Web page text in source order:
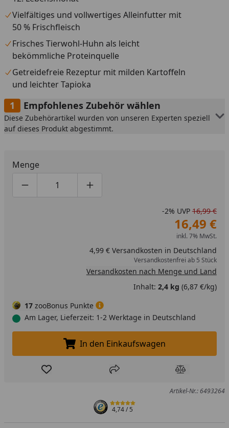
Vielfältiges und vollwertiges Alleinfutter mit
50 % Frischfleisch
Frisches Tierwohl-Huhn als leicht
bekömmliche Proteinquelle
Getreidefreie Rezeptur mit milden Kartoffeln
und leichter Tapioka
Empfohlenes Zubehör wählen
Diese Zubehörartikel wurden von unseren Experten speziell
auf dieses Produkt abgestimmt.
Menge
Produktmenge um eins verringern
Produktmenge manuell eingeben
Produktmenge um eins erhöhen
-2% UVP 16,99 €
16,49 €
inkl. 7% MwSt.
4,99 € Versandkosten in Deutschland
Versandkostenfrei ab 5 Stück
Versandkosten nach Menge und Land
Inhalt: 2,4 kg (6,87 €/kg)
17 zooBonus Punkte
Am Lager, Lieferzeit: 1-2 Werktage in Deutschland
In den Einkaufswagen legen
In den Einkaufswagen
Produkt zur Wunschliste hinzufügen
Teilen Produkt
Artikel-Nr.: 6493264
4,74/ 5